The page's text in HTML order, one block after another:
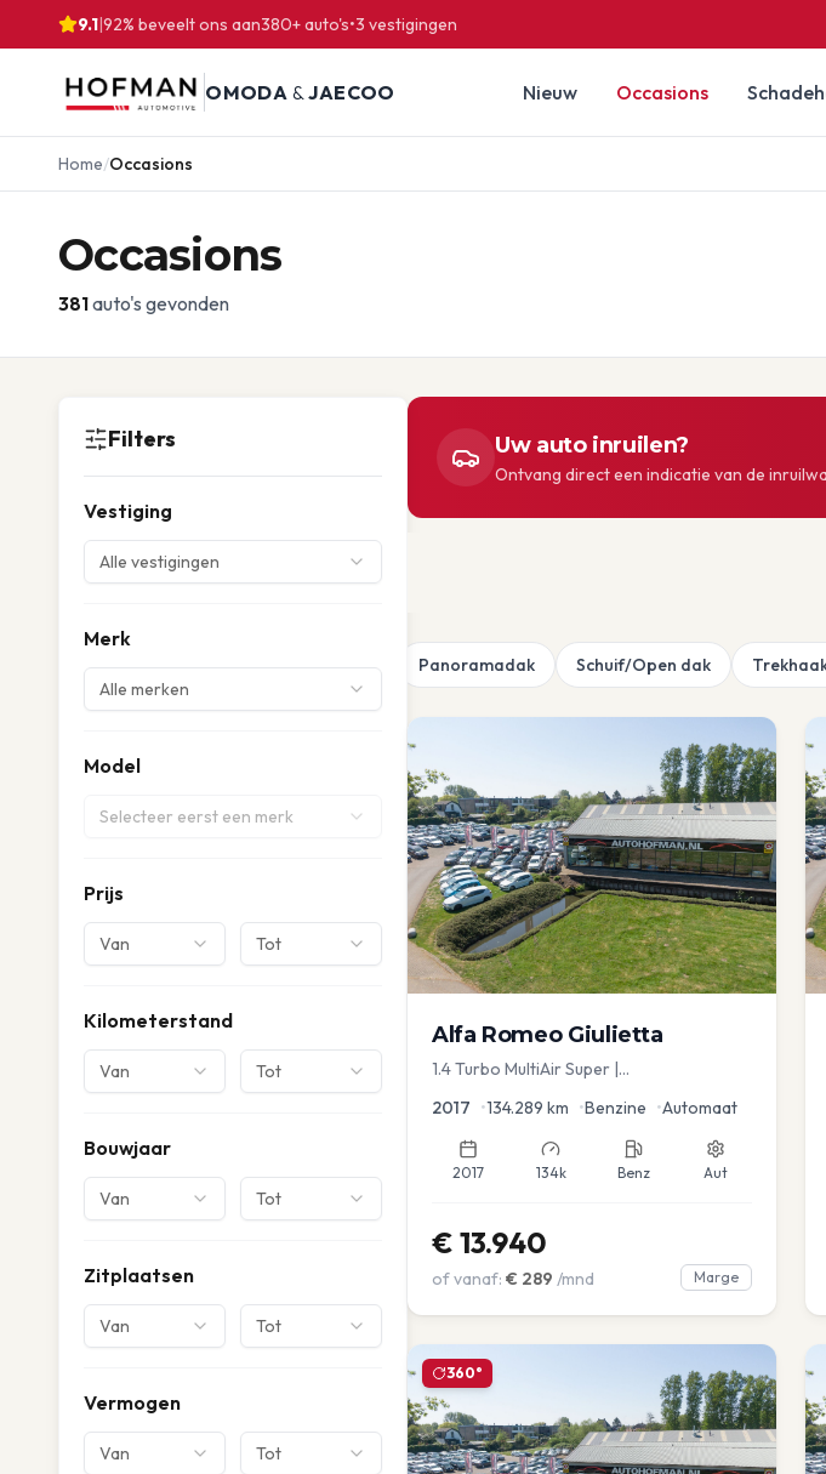
9.1|92% beveelt ons aan380+ auto's•3 vestigingen
OMODA &JAECOO Nieuw Occasions
Home/Occasions
Occasions
381auto's gevonden
Filters
Vestiging
Alle vestigingen
Merk
Alle merken
Model
Selecteer eerst een merk
Prijs
Van Tot
Kilometerstand
Van Tot
Bouwjaar
Van Tot
Zitplaatsen
Van Tot
Vermogen
Van Tot
Uw auto inruilen?
Ontvang direct een indicatie van de
Panoramadak Schuif/Open dak
Alfa Romeo Giulietta
1.4 Turbo MultiAir Super |
2017 •134.289 km •Benzine •Automaat
2017 134k Benz Aut
€ 13.940
of vanaf: € 289 /mnd Marge
360°